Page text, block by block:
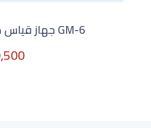
GM-6 جهاز قياس درجة اللمعان 60 درجة
19,500